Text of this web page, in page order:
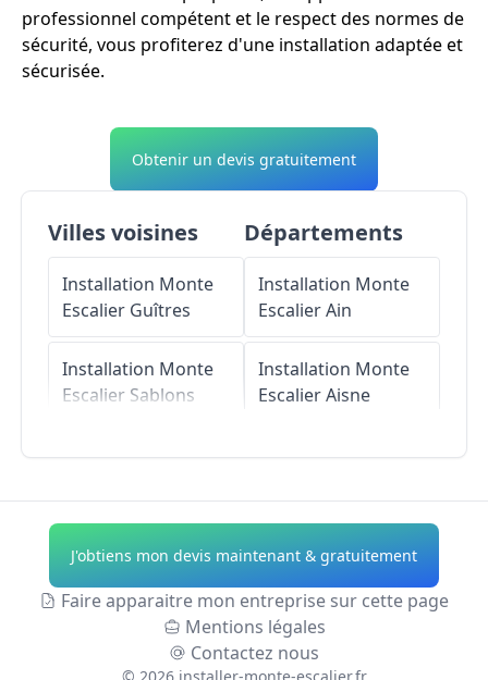
professionnel compétent et le respect des normes de
sécurité, vous profiterez d'une installation adaptée et
sécurisée.
Obtenir un devis gratuitement
Villes voisines
Installation Monte
Escalier Guîtres
Installation Monte
Escalier Sablons
Installation Monte
Martin-de-Laye
Installation Monte
EscalierLagorce
Installation Monte
Départements
Installation Monte
EscalierAin
Installation Monte
EscalierAisne
Installation Monte
EscalierAlpes-de-
Haute-Provence
Installation Monte
J'obtiens mon devis maintenant & gratuitement
Faire apparaitre mon entreprise sur cette page
Mentions légales
Contactez nous